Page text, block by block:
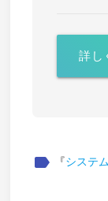
詳し
label 『システ